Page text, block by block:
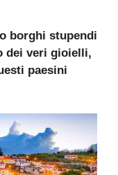
borghi stupendi
dei veri gioielli,
paesini